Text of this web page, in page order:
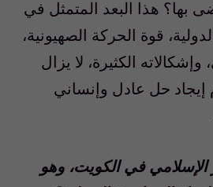
بها؟ هذا البعد المتمثل في
قوة الحركة الصهيونية،
الكثيرة، لا يزال
حل عادل وإنساني
الإسلامي في الكويت، وهو